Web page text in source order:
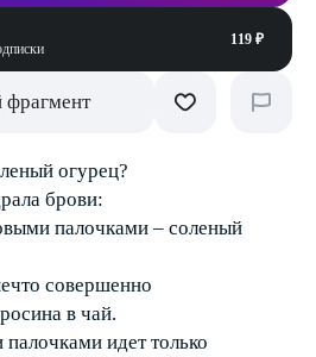
119 ₽
фрагмент
огурец?
брови:
палочками – соленый
совершенно
в чай.
идет только